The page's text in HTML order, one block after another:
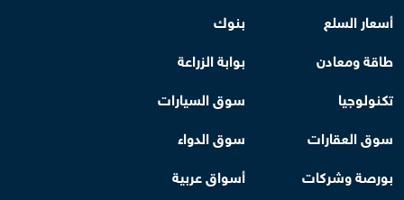
أسعار السلع
بنوك
طاقة ومعادن
بوابة الزراعة
تكنولوجيا
سوق السيارات
سوق العقارات
سوق الدواء
بورصة وشركات
أسواق عربية